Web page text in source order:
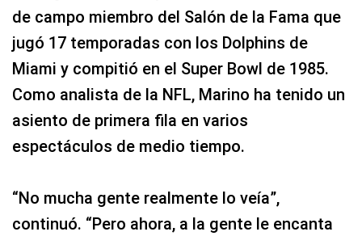
de campo miembro del Salón de la Fama que
jugó 17 temporadas con los Dolphins de
Miami y compitió en el Super Bowl de 1985.
Como analista de la NFL, Marino ha tenido un
asiento de primera fila en varios
espectáculos de medio tiempo.
“No mucha gente realmente lo veía”,
continuó. “Pero ahora, a la gente le encanta